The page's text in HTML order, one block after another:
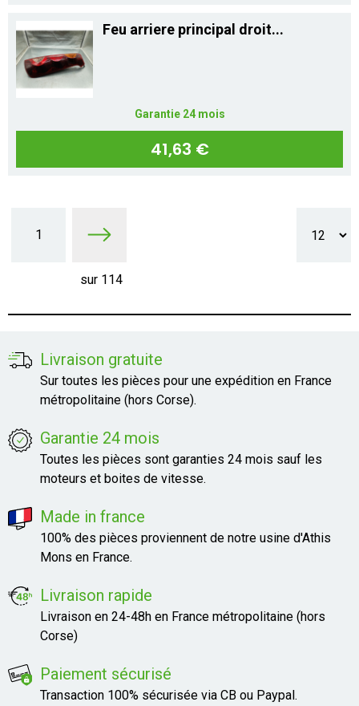
Feu arriere principal droit...
Garantie 24 mois
41,63 €
1
sur 114
Livraison gratuite
Sur toutes les pièces pour une expédition en France
métropolitaine (hors Corse).
Garantie 24 mois
Toutes les pièces sont garanties 24 mois sauf les
moteurs et boites de vitesse.
Made in france
100% des pièces proviennent de notre usine d'Athis
Mons en France.
Livraison rapide
Livraison en 24-48h en France métropolitaine (hors
Corse)
Paiement sécurisé
Transaction 100% sécurisée via CB ou Paypal.